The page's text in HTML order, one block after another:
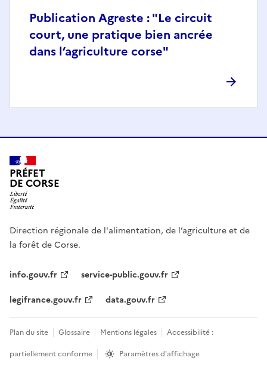
Publication Agreste : "Le circuit
court, une pratique bien ancrée
dans l’agriculture corse"
PRÉFET
DE CORSE
Direction régionale de l'alimentation, de l’agriculture et de
la forêt de Corse.
info.gouv.fr
service-public.gouv.fr
legifrance.gouv.fr
data.gouv.fr
Plan du site Glossaire Mentions légales
Accessibilité :
partiellement conforme
Paramètres d'affichage